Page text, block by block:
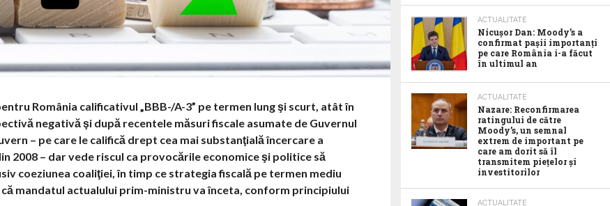
România calificativul „BBB-/A-3” pe termen lung şi scurt, atât în
negativă şi după recentele măsuri fiscale asumate de Guvernul
– pe care le califică drept cea mai substanţială încercare a
2008 – dar vede riscul ca provocările economice şi politice să
coeziunea coaliţiei, în timp ce strategia fiscală pe termen mediu
mandatul actualului prim-ministru va înceta, conform principiului
ACTUALITATE
Nicușor Dan: Moody’s a
confirmat pașii importanți
pe care România i-a făcut
în ultimul an
ACTUALITATE
Nazare: Reconfirmarea
ratingului de către
Moody’s, un semnal
extrem de important pe
care am dorit să îl
transmitem piețelor și
investitorilor
ACTUALITATE